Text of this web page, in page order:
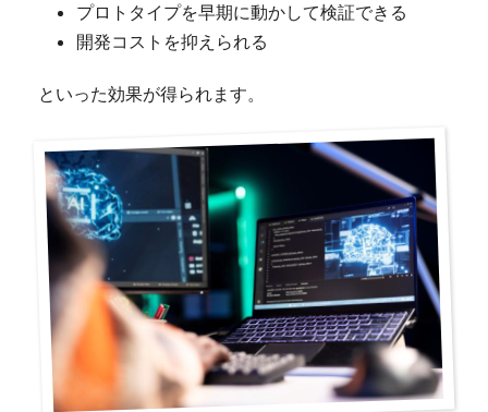
プロトタイプを早期に動かして検証できる
開発コストを抑えられる
といった効果が得られます。